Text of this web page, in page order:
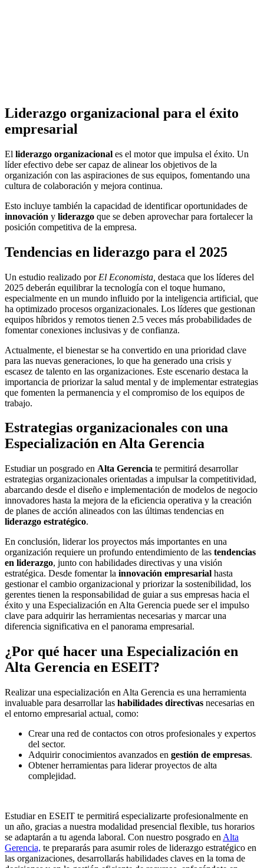
Liderazgo organizacional para el éxito
empresarial
El liderazgo organizacional es el motor que impulsa el éxito. Un
líder efectivo debe ser capaz de alinear los objetivos de la
organización con las aspiraciones de sus equipos, fomentando una
cultura de colaboración y mejora continua.
Esto incluye también la capacidad de identificar oportunidades de
innovación y liderazgo que se deben aprovechar para fortalecer la
posición competitiva de la empresa.
Tendencias en liderazgo para el 2025
Un estudio realizado por El Economista, destaca que los líderes del
2025 deberán equilibrar la tecnología con el toque humano,
especialmente en un mundo influido por la inteligencia artificial, que
ha optimizado procesos organizacionales. Los líderes que gestionan
equipos híbridos y remotos tienen 2.5 veces más probabilidades de
fomentar conexiones inclusivas y de confianza.
Actualmente, el bienestar se ha convertido en una prioridad clave
para las nuevas generaciones, lo que ha generado una crisis y
escasez de talento en las organizaciones. Este escenario destaca la
importancia de priorizar la salud mental y de implementar estrategias
que fomenten la permanencia y el compromiso de los equipos de
trabajo.
Estrategias organizacionales con una
Especialización en Alta Gerencia
Estudiar un posgrado en Alta Gerencia te permitirá desarrollar
estrategias organizacionales orientadas a impulsar la competitividad,
abarcando desde el diseño e implementación de modelos de negocio
innovadores hasta la mejora de la eficiencia operativa y la creación
de planes de acción alineados con las últimas tendencias en
liderazgo estratégico.
En conclusión, liderar los proyectos más importantes en una
organización requiere un profundo entendimiento de las tendencias
en liderazgo, junto con habilidades directivas y una visión
estratégica. Desde fomentar la innovación empresarial hasta
gestionar el cambio organizacional y priorizar la sostenibilidad, los
gerentes tienen la responsabilidad de guiar a sus empresas hacia el
éxito y una Especialización en Alta Gerencia puede ser el impulso
clave para adquirir las herramientas necesarias y marcar una
diferencia significativa en el panorama empresarial.
¿Por qué hacer una Especialización en
Alta Gerencia en ESEIT?
Realizar una especialización en Alta Gerencia es una herramienta
invaluable para desarrollar las habilidades directivas necesarias en
el entorno empresarial actual, como:
Crear una red de contactos con otros profesionales y expertos
del sector.
Adquirir conocimientos avanzados en gestión de empresas.
Obtener herramientas para liderar proyectos de alta
complejidad.
Estudiar en ESEIT te permitirá especializarte profesionalmente en
un año, gracias a nuestra modalidad presencial flexible, tus horarios
se adaptarán a tu agenda laboral. Con nuestro posgrado en Alta
Gerencia, te prepararás para asumir roles de liderazgo estratégico en
las organizaciones, desarrollarás habilidades claves en la toma de